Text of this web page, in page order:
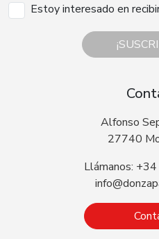
Estoy interesado en
Alfonso
27740
Llámanos: